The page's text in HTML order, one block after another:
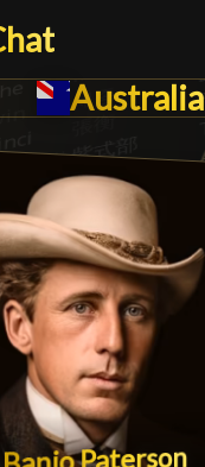
Australia
Australia